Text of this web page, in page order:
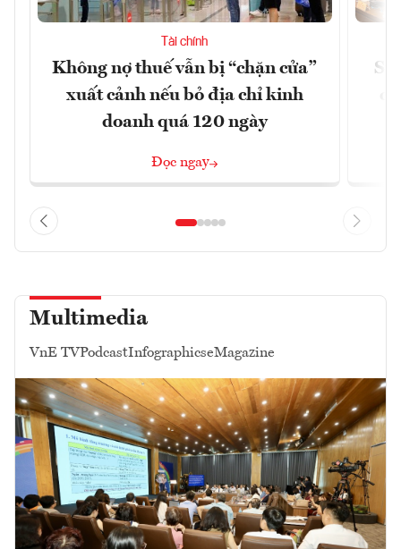
Tài chính
Không nợ thuế vẫn bị “chặn cửa”
xuất cảnh nếu bỏ địa chỉ kinh
doanh quá 120 ngày
Đọc ngay
Multimedia
VnE TVPodcastInfographicseMagazine